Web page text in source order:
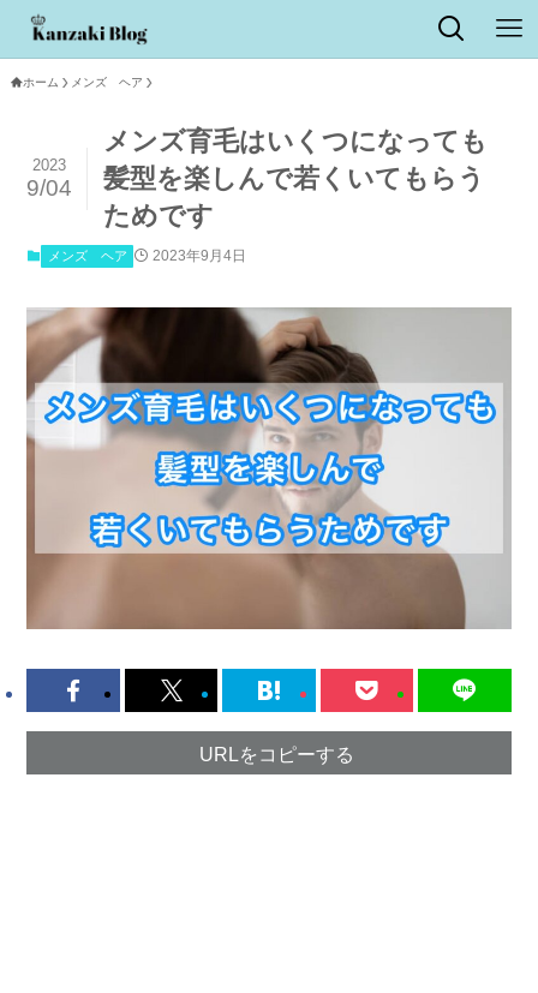
ホーム メンズ ヘア
メンズ育毛はいくつになっても
髪型を楽しんで若くいてもらう
ためです
2023
9/04
メンズ ヘア 2023年9月4日
URLをコピーする